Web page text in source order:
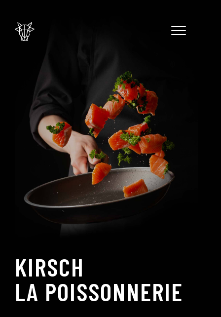
KIRSCH
LA POISSONNERIE